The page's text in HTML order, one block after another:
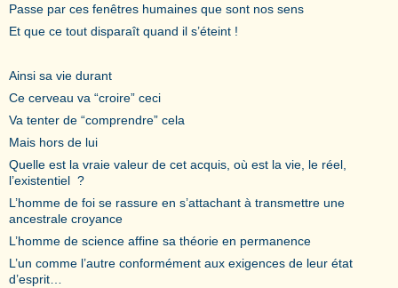
Passe par ces fenêtres humaines que sont nos sens
Et que ce tout disparaît quand il s’éteint !
Ainsi sa vie durant
Ce cerveau va “croire” ceci
Va tenter de “comprendre” cela
Mais hors de lui
Quelle est la vraie valeur de cet acquis, où est la vie, le réel,
l’existentiel ?
L’homme de foi se rassure en s’attachant à transmettre une
ancestrale croyance
L’homme de science affine sa théorie en permanence
L’un comme l’autre conformément aux exigences de leur état
d’esprit…